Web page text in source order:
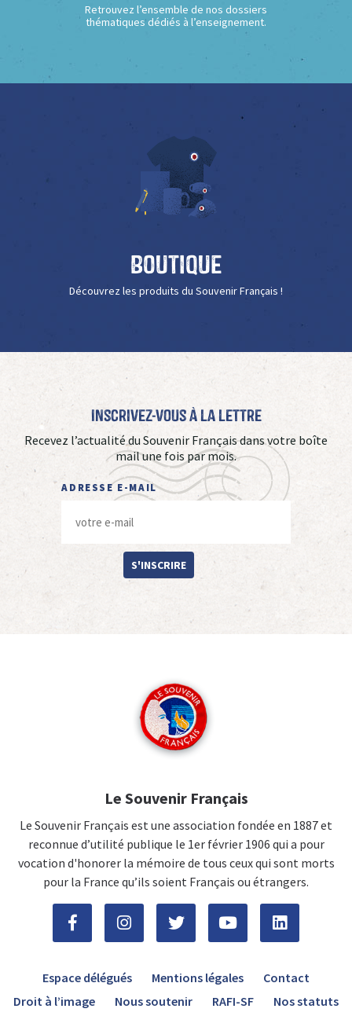
Retrouvez l’ensemble de nos dossiers
thématiques dédiés à l’enseignement.
Boutique
Découvrez les produits du Souvenir Français !
Inscrivez-vous à La Lettre
Recevez l’actualité du Souvenir Français dans votre boîte
mail une fois par mois.
ADRESSE E-MAIL
S'INSCRIRE
Le Souvenir Français
Le Souvenir Français est une association fondée en 1887 et
reconnue d’utilité publique le 1er février 1906 qui a pour
vocation d'honorer la mémoire de tous ceux qui sont morts
pour la France qu’ils soient Français ou étrangers.
Espace délégués Mentions légales
Contact
Droit à l’image
Nous soutenir RAFI-SF Nos statuts